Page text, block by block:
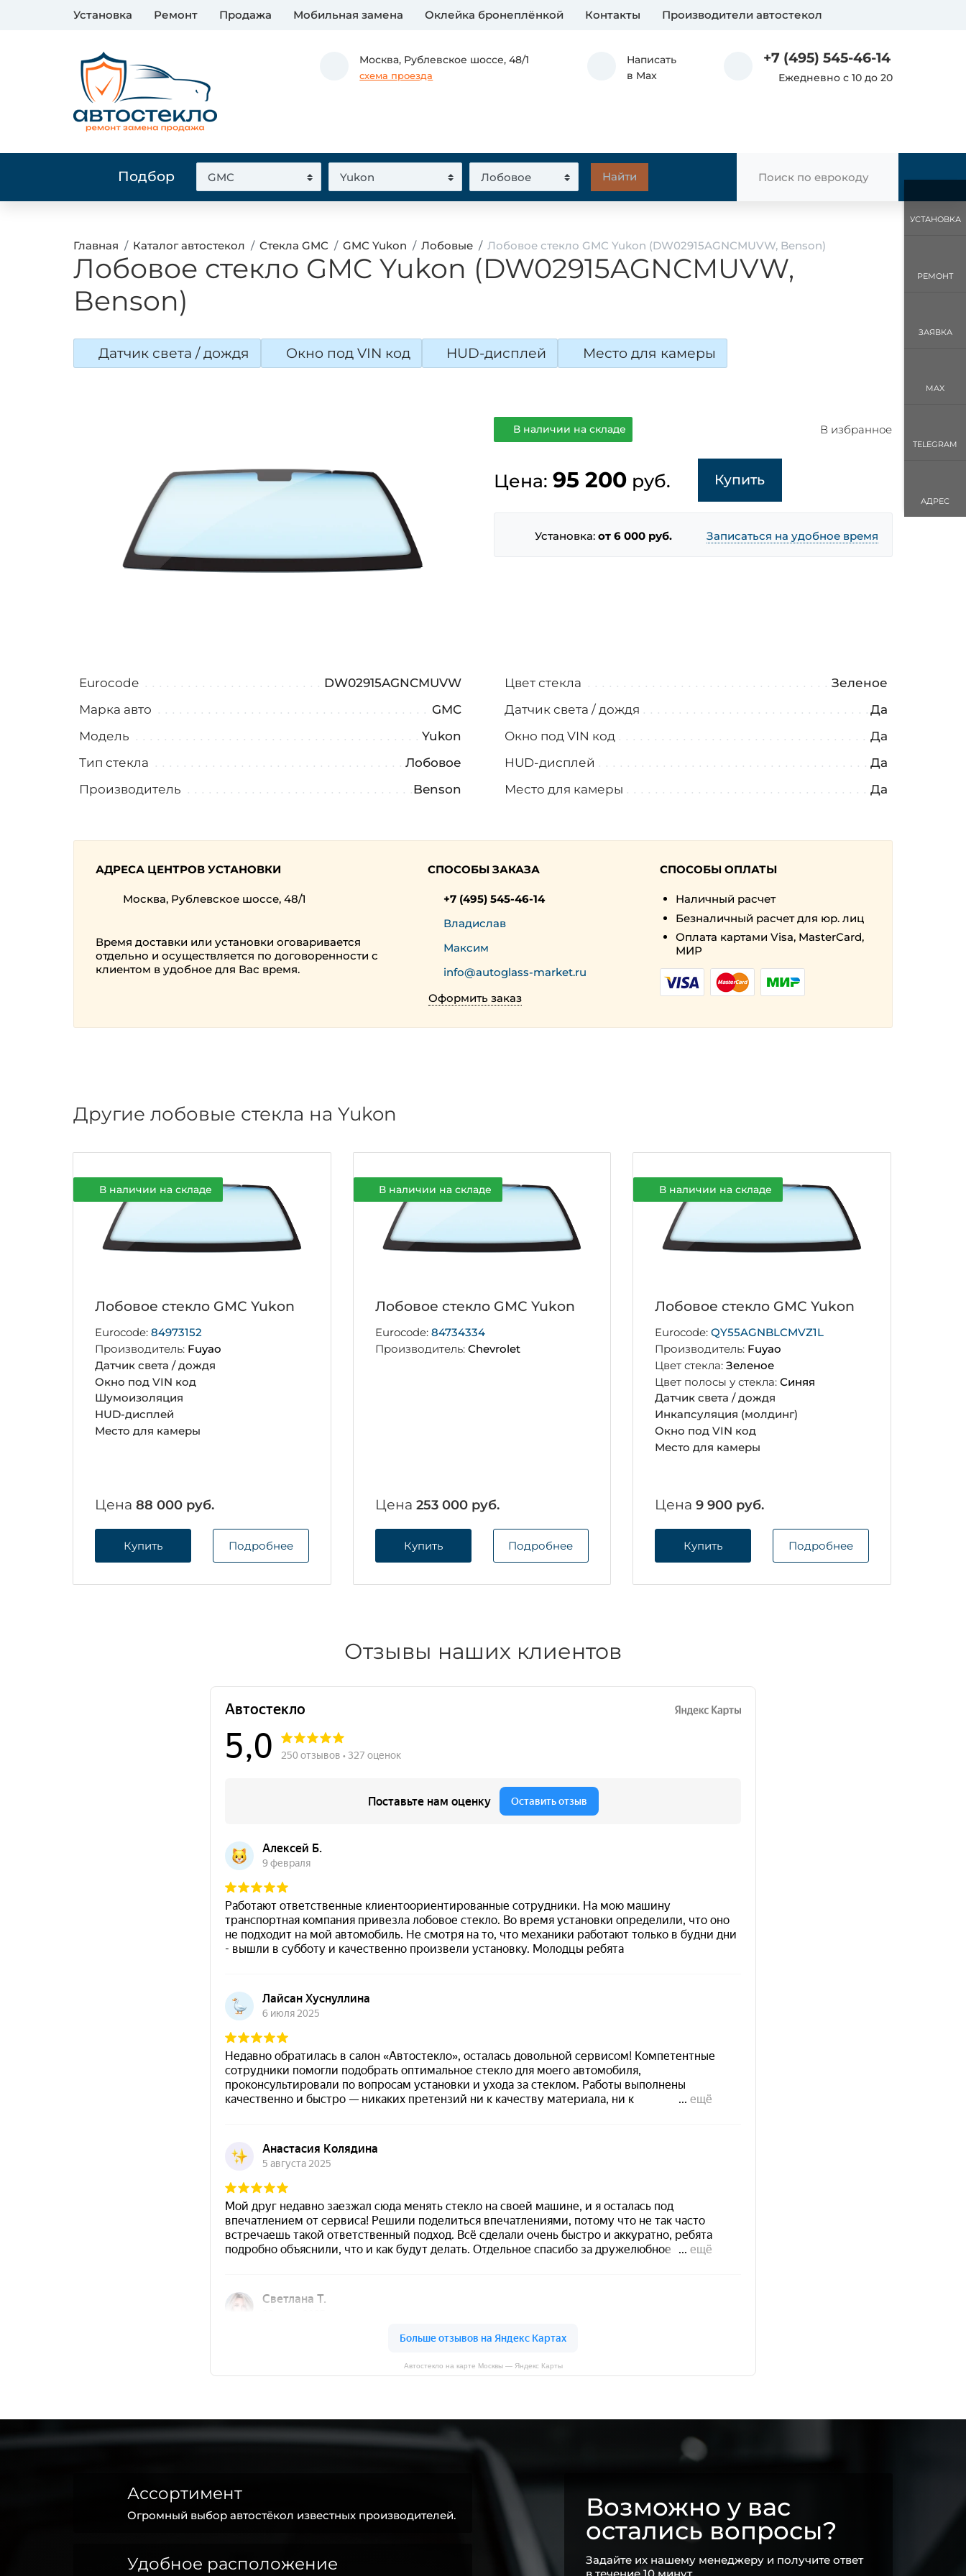
Установка Ремонт Продажа Мобильная замена Оклейка бронеплёнкой Контакты Производители автостекол
Москва, Рублевское шоссе, 48/1
схема проезда
Написать
в Max
+7 (495) 545-46-14
Ежедневно с 10 до 20
Подбор
Главная Каталог автостекол Стекла GMC GMC Yukon Лобовые Лобовое стекло GMC Yukon (DW02915AGNCMUVW, Benson)
Лобовое стекло GMC Yukon (DW02915AGNCMUVW,
Benson)
Датчик света / дождя Окно под VIN код HUD-дисплей Место для камеры
В наличии на складе В избранное
Цена: 95 200 руб. Купить
Установка:от 6 000 руб. Записаться на удобное время
Eurocode
DW02915AGNCMUVW
Марка авто
GMC
Модель
Yukon
Тип стекла
Лобовое
Производитель
Benson
Цвет стекла
Зеленое
Датчик света / дождя
Да
Окно под VIN код
Да
HUD-дисплей
Да
Место для камеры
Да
АДРЕСА ЦЕНТРОВ УСТАНОВКИ
Москва, Рублевское шоссе, 48/1
Время доставки или установки оговаривается
отдельно и осуществляется по договоренности с
клиентом в удобное для Вас время.
СПОСОБЫ ЗАКАЗА
+7 (495) 545-46-14
Владислав
Максим
info@autoglass-market.ru
Оформить заказ
СПОСОБЫ ОПЛАТЫ
Наличный расчет
Безналичный расчет для юр. лиц
Оплата картами Visa, MasterCard,
МИР
Другие лобовые стекла на Yukon
В наличии на складе
Лобовое стекло GMC Yukon
Eurocode:84973152
Производитель: Fuyao
Датчик света / дождя
Окно под VIN код
Шумоизоляция
HUD-дисплей
Место для камеры
Цена88 000 руб.
Купить Подробнее
В наличии на складе
Лобовое стекло GMC Yukon
Eurocode: 84734334
Производитель: Chevrolet
Цена 253 000 руб.
Купить Подробнее
В наличии на складе
Лобовое стекло GMC Yukon
Eurocode:QY55AGNBLCMVZ1L
Производитель: Fuyao
Цвет стекла:Зеленое
Цвет полосы у стекла:Синяя
Датчик света / дождя
Инкапсуляция (молдинг)
Окно под VIN код
Место для камеры
Цена9 900 руб.
Купить Подробнее
Отзывы наших клиентов
Автостекло на карте Москвы — Яндекс Карты
Ассортимент
Огромный выбор автостёкол известных производителей.
Удобное расположение
Возможно у вас
остались вопросы?
Задайте их нашему менеджеру и получите ответ
в течение 10 минут
УСТАНОВКА
РЕМОНТ
ЗАЯВКА
MAX
TELEGRAM
АДРЕС